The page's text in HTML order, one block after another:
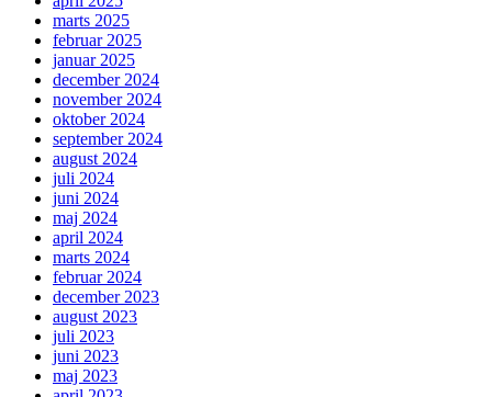
marts 2025
februar 2025
januar 2025
december 2024
november 2024
oktober 2024
september 2024
august 2024
juli 2024
juni 2024
maj 2024
april 2024
marts 2024
februar 2024
december 2023
august 2023
juli 2023
juni 2023
maj 2023